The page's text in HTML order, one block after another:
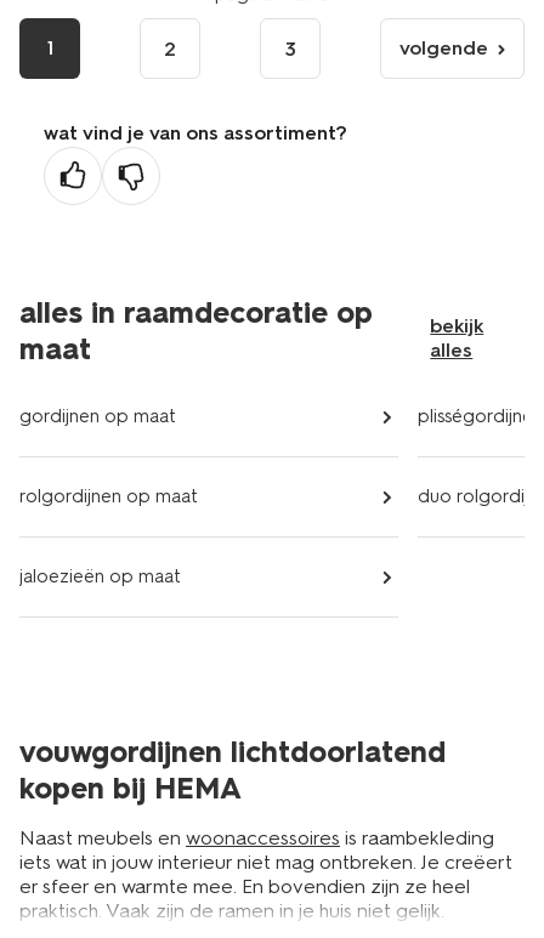
1 2 3
volgende
pagina
volgende
wat vind je van ons assortiment?
alles in raamdecoratie op
maat
bekijk
alles
gordijnen op maat
rolgordijnen op maat
jaloezieën op maat
duo
vouwgordijnen lichtdoorlatend
kopen bij HEMA
Naast meubels en woonaccessoires is raambekleding
iets wat in jouw interieur niet mag ontbreken. Je creëert
er sfeer en warmte mee. En bovendien zijn ze heel
praktisch. Vaak zijn de ramen in je huis niet gelijk.